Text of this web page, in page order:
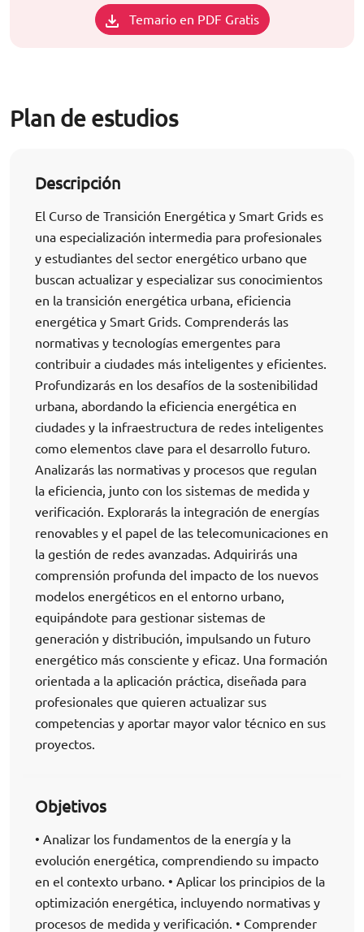
Temario en PDF Gratis
Plan de estudios
Descripción
El Curso de Transición Energética y Smart Grids es
una especialización intermedia para profesionales
y estudiantes del sector energético urbano que
buscan actualizar y especializar sus conocimientos
en la transición energética urbana, eficiencia
energética y Smart Grids. Comprenderás las
normativas y tecnologías emergentes para
contribuir a ciudades más inteligentes y eficientes.
Profundizarás en los desafíos de la sostenibilidad
urbana, abordando la eficiencia energética en
ciudades y la infraestructura de redes inteligentes
como elementos clave para el desarrollo futuro.
Analizarás las normativas y procesos que regulan
la eficiencia, junto con los sistemas de medida y
verificación. Explorarás la integración de energías
renovables y el papel de las telecomunicaciones en
la gestión de redes avanzadas. Adquirirás una
comprensión profunda del impacto de los nuevos
modelos energéticos en el entorno urbano,
equipándote para gestionar sistemas de
generación y distribución, impulsando un futuro
energético más consciente y eficaz. Una formación
orientada a la aplicación práctica, diseñada para
profesionales que quieren actualizar sus
competencias y aportar mayor valor técnico en sus
proyectos.
Objetivos
• Analizar los fundamentos de la energía y la
evolución energética, comprendiendo su impacto
en el contexto urbano. • Aplicar los principios de la
optimización energética, incluyendo normativas y
procesos de medida y verificación. • Comprender